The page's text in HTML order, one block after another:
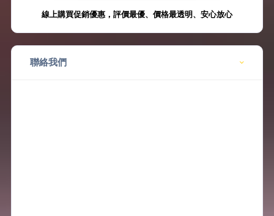
線上購買促銷優惠，評價最優、價格最透明、安心放心
聯絡我們